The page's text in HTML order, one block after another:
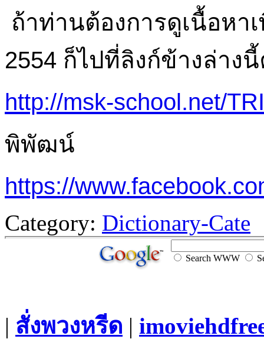
ถ้าท่านต้องการดูเนื้อหา
2554 ก็ไปที่ลิงก์ข้างล่าง
http://msk-school.net/
พิพัฒน์
https://
Category: Dictionary-Cate
Search WWW
| สั่งพวงหรีด |